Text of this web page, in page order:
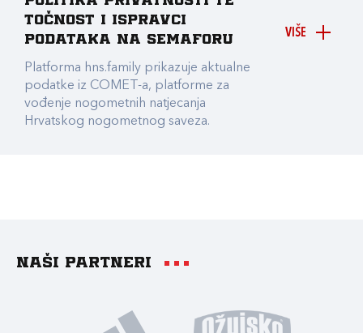
VIŠE
točnost i ispravci
podataka na Semaforu
Platforma hns.family prikazuje aktualne
podatke iz COMET-a, platforme za
vođenje nogometnih natjecanja
Hrvatskog nogometnog saveza.
Naši partneri